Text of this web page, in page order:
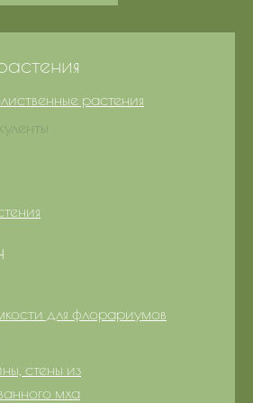
растения
для флорариумов
стены из
мха